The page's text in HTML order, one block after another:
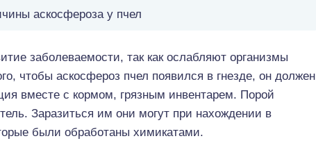
аскосфероза у пчел
заболеваемости, так как ослабляют организмы
чтобы аскосфероз пчел появился в гнезде, он должен
вместе с кормом, грязным инвентарем. Порой
Заразиться им они могут при нахождении в
были обработаны химикатами.